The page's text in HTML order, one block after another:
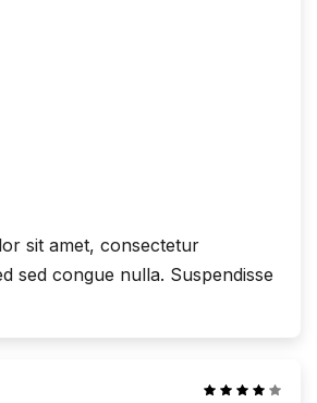
sit amet, consectetur
sed congue nulla. Suspendisse